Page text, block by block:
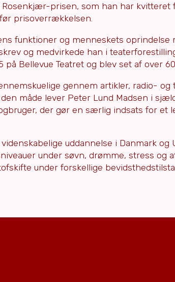
Rosenkjær-prisen, som han har kvitteret
prisoverrækkelsen.
funktioner og menneskets oprindelse
og medvirkede han i
Bellevue Teatret og blev set af over
gennem artikler, radio- og
måde lever Peter Lund Madsen i
der gør en særlig indsats for et
uddannelse i Danmark og
under søvn, drømme, stress og
under forskellige